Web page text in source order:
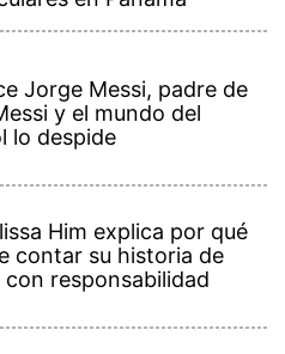
Jorge Messi, padre de
y el mundo del
lo despide
Him explica por qué
contar su historia de
con responsabilidad